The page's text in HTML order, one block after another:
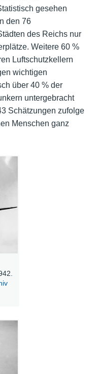
gesehen
den 76
des Reichs nur
Weitere 60 %
Luftschutzkellern
wichtigen
über 40 % der
untergebracht
Schätzungen zufolge
Menschen ganz